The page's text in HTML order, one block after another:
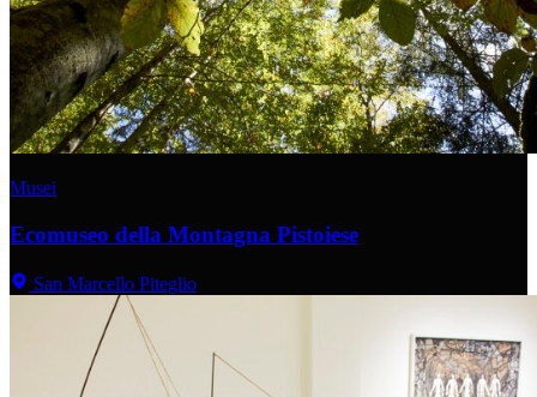
Musei
Ecomuseo della Montagna Pistoiese
San Marcello Piteglio